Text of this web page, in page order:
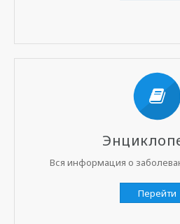
Вся информация о
Перейти